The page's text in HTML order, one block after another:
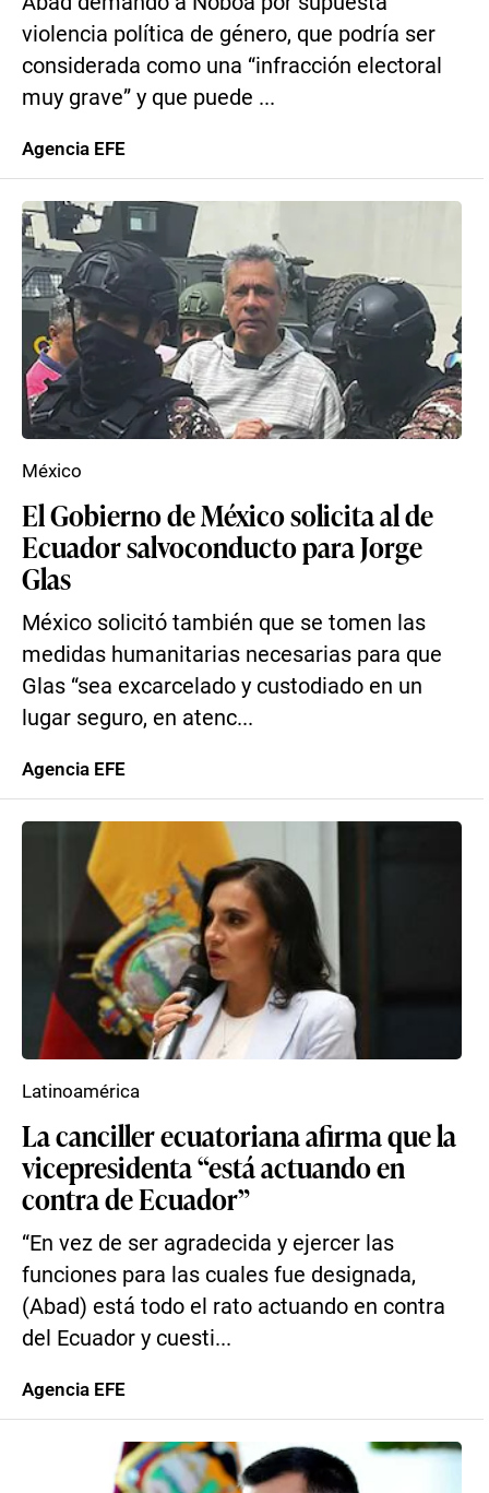
violencia política de género, que podría ser
considerada como una “infracción electoral
muy grave” y que puede ...
Agencia EFE
El Gobierno de México solicita al de
Ecuador salvoconducto para Jorge
Glas
México solicitó también que se tomen las
medidas humanitarias necesarias para que
Glas “sea excarcelado y custodiado en un
lugar seguro, en atenc...
México
Agencia EFE
La canciller ecuatoriana afirma que la
vicepresidenta “está actuando en
contra de Ecuador”
“En vez de ser agradecida y ejercer las
funciones para las cuales fue designada,
(Abad) está todo el rato actuando en contra
del Ecuador y cuesti...
Latinoamérica
Agencia EFE